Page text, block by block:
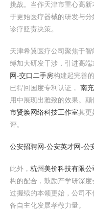
挑战。当作天津市重心高
于更始医疗器械的研发与
诊疗贬责决策。
天津希翼医疗公司聚焦于
缚加大研发干涉，引进高端
网-交口二手房构建起完善
已得回国度专利认证， 南
用中展现出雅致的效果。
市贤焕网络科技工作室其更
评。
公安招聘网-公安英才网-公
此外， 杭州美价科技有限公
构的配合，鼓励产学研深
过握续的本领更始，公司
备自主化发展孝敬力量。